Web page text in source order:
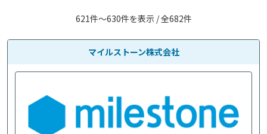
621件〜630件を表示 / 全682件
マイルストーン株式会社